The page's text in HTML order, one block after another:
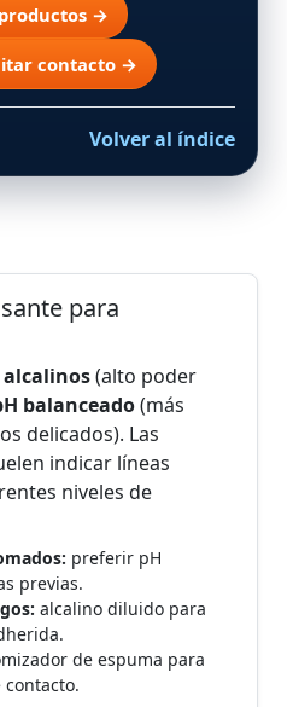
→
contacto →
Volver al índice
para
alcalinos(alto poder
balanceado(más
delicados). Las
indicar líneas
niveles de
preferir pH
previas.
alcalino diluido para
de espuma para